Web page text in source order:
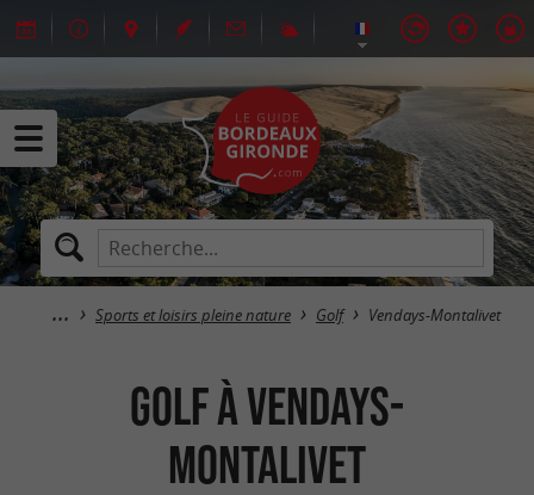
Sports et loisirs pleine nature Golf Vendays-Montalivet
Golf à Vendays-
Montalivet